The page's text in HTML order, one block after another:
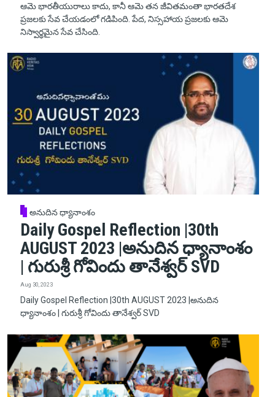
ఆమె భారతీయురాలు కాదు, కానీ ఆమె తన జీవితమంతా భారతదేశ
ప్రజలకు సేవ చేయడంలో గడిపింది. పేద, నిస్సహాయ ప్రజలకు ఆమె
నిస్వార్థమైన సేవ చేసింది.
అనుదిన ధ్యానాంశం
Daily Gospel Reflection |30th
AUGUST 2023 |అనుదిన ధ్యానాంశం
| గురుశ్రీ గోవిందు తానేశ్వర్ SVD
Aug 30, 2023
Daily Gospel Reflection |30th AUGUST 2023 |అనుదిన
ధ్యానాంశం | గురుశ్రీ గోవిందు తానేశ్వర్ SVD